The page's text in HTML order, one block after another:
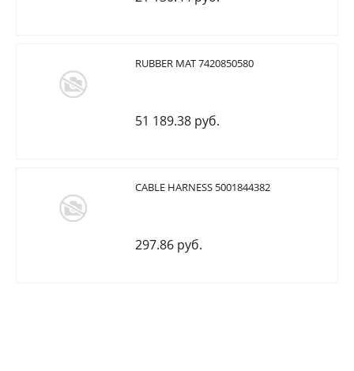
RUBBER MAT 7420850580
51 189.38 руб.
CABLE HARNESS 5001844382
297.86 руб.